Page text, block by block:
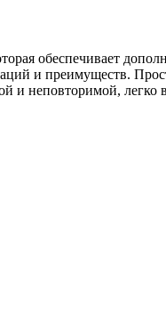
обеспечивает
и преимуществ.
и неповторимой,